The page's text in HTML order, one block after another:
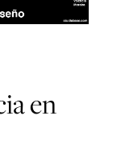
en